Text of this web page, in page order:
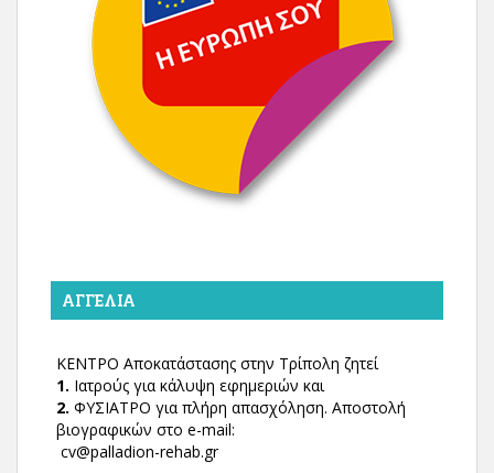
ΑΓΓΕΛΊΑ
ΚΕΝΤΡΟ Αποκατάστασης στην Τρίπολη ζητεί
1. Ιατρούς για κάλυψη εφημεριών και
2. ΦΥΣΙΑΤΡΟ για πλήρη απασχόληση. Αποστολή
βιογραφικών στο e-mail:
cv@palladion-rehab.gr